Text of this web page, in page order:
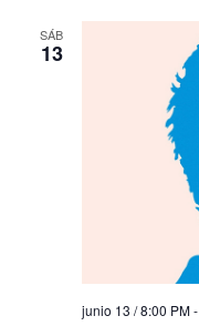
SÁB
13
junio 13 / 8:00 PM-